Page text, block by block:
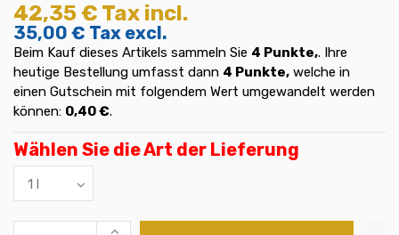
42,35 € Tax incl.
35,00 € Tax excl.
Beim Kauf dieses Artikels sammeln Sie 4 Punkte,. Ihre
heutige Bestellung umfasst dann 4 Punkte, welche in
einen Gutschein mit folgendem Wert umgewandelt werden
können: 0,40 €.
Wählen Sie die Art der Lieferung